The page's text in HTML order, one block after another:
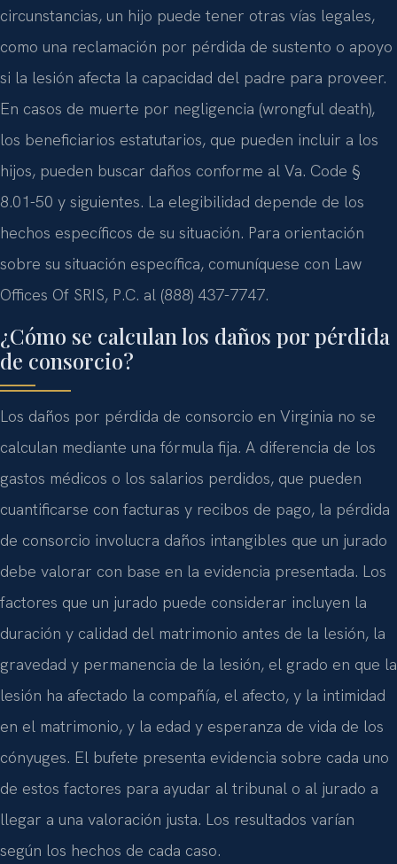
circunstancias, un hijo puede tener otras vías legales,
como una reclamación por pérdida de sustento o apoyo
si la lesión afecta la capacidad del padre para proveer.
En casos de muerte por negligencia (wrongful death),
los beneficiarios estatutarios, que pueden incluir a los
hijos, pueden buscar daños conforme al Va. Code §
8.01-50 y siguientes. La elegibilidad depende de los
hechos específicos de su situación. Para orientación
sobre su situación específica, comuníquese con Law
Offices Of SRIS, P.C. al (888) 437-7747.
¿Cómo se calculan los daños por pérdida
de consorcio?
Los daños por pérdida de consorcio en Virginia no se
calculan mediante una fórmula fija. A diferencia de los
gastos médicos o los salarios perdidos, que pueden
cuantificarse con facturas y recibos de pago, la pérdida
de consorcio involucra daños intangibles que un jurado
debe valorar con base en la evidencia presentada. Los
factores que un jurado puede considerar incluyen la
duración y calidad del matrimonio antes de la lesión, la
gravedad y permanencia de la lesión, el grado en que la
lesión ha afectado la compañía, el afecto, y la intimidad
en el matrimonio, y la edad y esperanza de vida de los
cónyuges. El bufete presenta evidencia sobre cada uno
de estos factores para ayudar al tribunal o al jurado a
llegar a una valoración justa. Los resultados varían
según los hechos de cada caso.